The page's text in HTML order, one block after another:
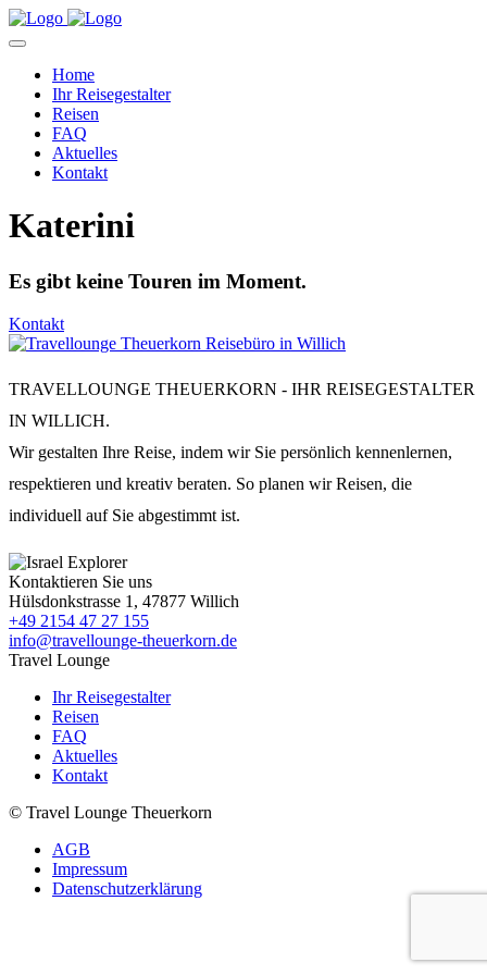
Home
Ihr Reisegestalter
Reisen
FAQ
Aktuelles
Kontakt
Katerini
Es gibt keine Touren im Moment.
Kontakt
TRAVELLOUNGE THEUERKORN - IHR REISEGESTALTER
IN WILLICH.
Wir gestalten Ihre Reise, indem wir Sie persönlich kennenlernen,
respektieren und kreativ beraten. So planen wir Reisen, die
individuell auf Sie abgestimmt ist.
Kontaktieren Sie uns
Hülsdonkstrasse 1, 47877 Willich
+49 2154 47 27 155
info@travellounge-theuerkorn.de
Travel Lounge
Ihr Reisegestalter
Reisen
FAQ
Aktuelles
Kontakt
© Travel Lounge Theuerkorn
AGB
Impressum
Datenschutzerklärung